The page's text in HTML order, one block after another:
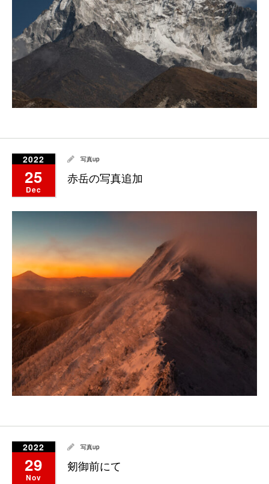
2022
25
Dec
写真up
赤岳の写真追加
2022
29
Nov
写真up
剱御前にて